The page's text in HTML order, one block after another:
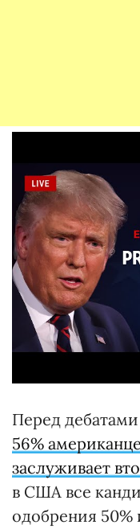
Перед
56%
заслуживает
в США все
одобрения